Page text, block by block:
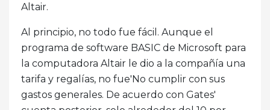
Altair.
Al principio, no todo fue fácil. Aunque el
programa de software BASIC de Microsoft para
la computadora Altair le dio a la compañía una
tarifa y regalías, no fue'No cumplir con sus
gastos generales. De acuerdo con Gates'